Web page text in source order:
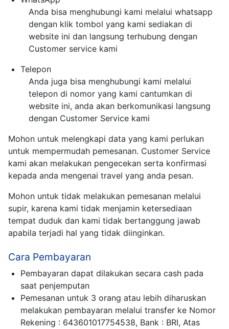
Anda bisa menghubungi kami melalui whatsapp
dengan klik tombol yang kami sediakan di
website ini dan langsung terhubung dengan
Customer service kami
Telepon
Anda juga bisa menghubungi kami melalui
telepon di nomor yang kami cantumkan di
website ini, anda akan berkomunikasi langsung
dengan Customer Service kami
Mohon untuk melengkapi data yang kami perlukan
untuk mempermudah pemesanan. Customer Service
kami akan melakukan pengecekan serta konfirmasi
kepada anda mengenai travel yang anda pesan.
Mohon untuk tidak melakukan pemesanan melalui
supir, karena kami tidak menjamin ketersediaan
tempat duduk dan kami tidak bertanggung jawab
apabila terjadi hal yang tidak diinginkan.
Cara Pembayaran
Pembayaran dapat dilakukan secara cash pada
saat penjemputan
Pemesanan untuk 3 orang atau lebih diharuskan
melakukan pembayaran melalui transfer ke Nomor
Rekening : 643601017754538, Bank : BRI, Atas